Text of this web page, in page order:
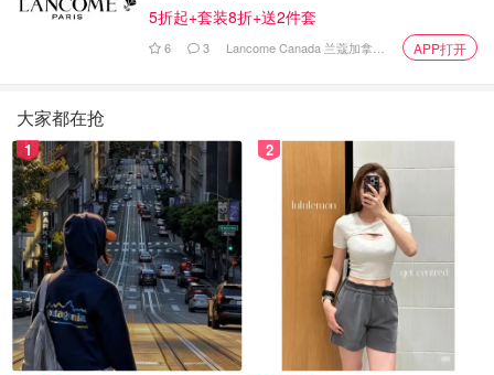
5折起+套装8折+送2件套
6 3 Lancome Canada 兰蔻加拿大官网 APP打开
大家都在抢
1 2